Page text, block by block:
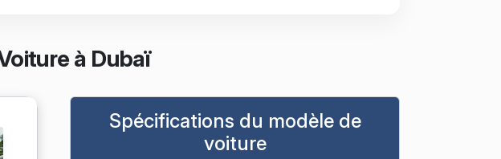
à Dubaï
Spécifications du modèle de
voiture